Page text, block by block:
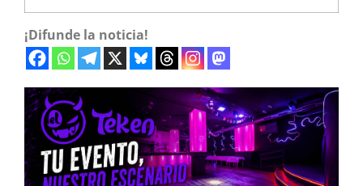
¡Difunde la noticia!